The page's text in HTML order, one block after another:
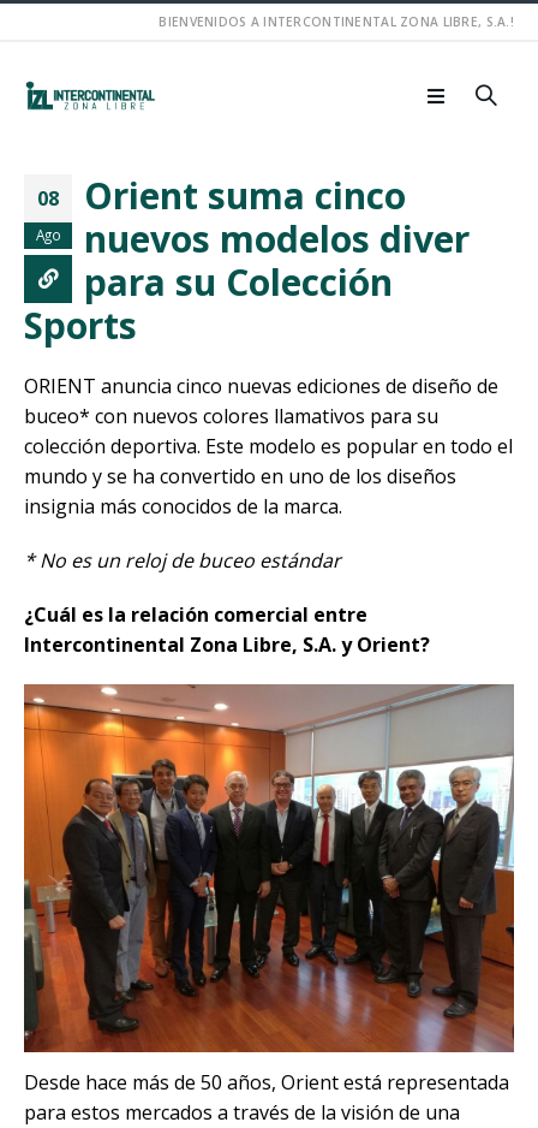
BIENVENIDOS A INTERCONTINENTAL ZONA LIBRE, S.A.!
08
Ago
Orient suma cinco
nuevos modelos diver
para su Colección
Sports
ORIENT anuncia cinco nuevas ediciones de diseño de
buceo* con nuevos colores llamativos para su
colección deportiva. Este modelo es popular en todo el
mundo y se ha convertido en uno de los diseños
insignia más conocidos de la marca.
* No es un reloj de buceo estándar
¿Cuál es la relación comercial entre
Intercontinental Zona Libre, S.A. y Orient?
Desde hace más de 50 años, Orient está representada
para estos mercados a través de la visión de una